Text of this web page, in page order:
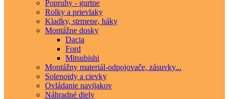
Popruhy - gurtne
Rolky a prievlaky
Kladky, strmene, háky
Montážne dosky
Dacia
Ford
Mitsubishi
Montážny materiál-odpojovače, zásuvky...
Solenoidy a cievky
Ovládanie navijakov
Náhradné diely